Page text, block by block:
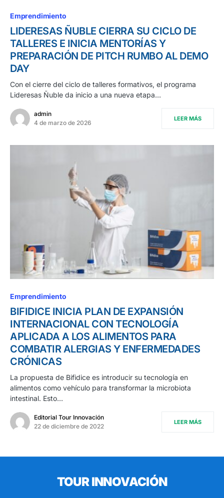
Emprendimiento
LIDERESAS ÑUBLE CIERRA SU CICLO DE
TALLERES E INICIA MENTORÍAS Y
PREPARACIÓN DE PITCH RUMBO AL DEMO
DAY
Con el cierre del ciclo de talleres formativos, el programa
Lideresas Ñuble da inicio a una nueva etapa…
admin
4 de marzo de 2026
LEER MÁS
Emprendimiento
BIFIDICE INICIA PLAN DE EXPANSIÓN
INTERNACIONAL CON TECNOLOGÍA
APLICADA A LOS ALIMENTOS PARA
COMBATIR ALERGIAS Y ENFERMEDADES
CRÓNICAS
La propuesta de Bifidice es introducir su tecnología en
alimentos como vehículo para transformar la microbiota
intestinal. Esto…
Editorial Tour Innovación
22 de diciembre de 2022
LEER MÁS
TOUR INNOVACIÓN